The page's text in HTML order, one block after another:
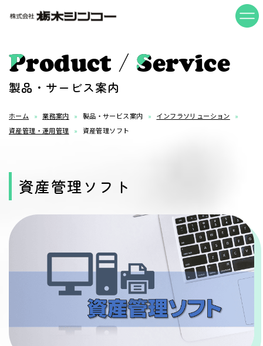
Product / Service
製品・サービス案内
ホーム 業務案内 製品・サービス案内
インフラソリューション
資産管理・運用管理
資産管理ソフト
資産管理ソフト